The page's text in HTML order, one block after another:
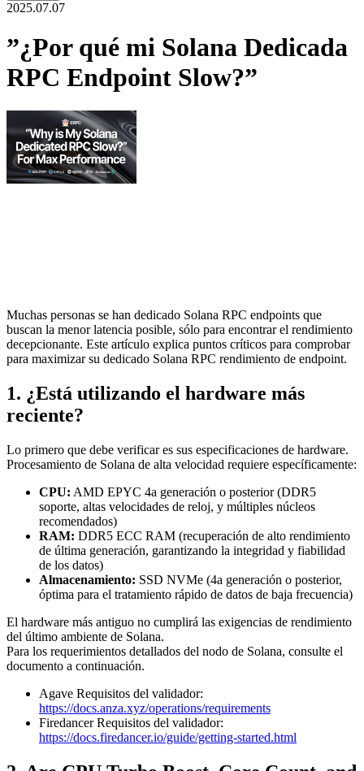
2025.07.07
”¿Por qué mi Solana Dedicada
RPC Endpoint Slow?”
Muchas personas se han dedicado Solana RPC endpoints que
buscan la menor latencia posible, sólo para encontrar el rendimiento
decepcionante. Este artículo explica puntos críticos para comprobar
para maximizar su dedicado Solana RPC rendimiento de endpoint.
1. ¿Está utilizando el hardware más
reciente?
Lo primero que debe verificar es sus especificaciones de hardware.
Procesamiento de Solana de alta velocidad requiere específicamente:
CPU: AMD EPYC 4a generación o posterior (DDR5
soporte, altas velocidades de reloj, y múltiples núcleos
recomendados)
RAM: DDR5 ECC RAM (recuperación de alto rendimiento
de última generación, garantizando la integridad y fiabilidad
de los datos)
Almacenamiento: SSD NVMe (4a generación o posterior,
óptima para el tratamiento rápido de datos de baja frecuencia)
El hardware más antiguo no cumplirá las exigencias de rendimiento
del último ambiente de Solana.
Para los requerimientos detallados del nodo de Solana, consulte el
documento a continuación.
Agave Requisitos del validador:
https://docs.anza.xyz/operations/requirements
Firedancer Requisitos del validador:
https://docs.firedancer.io/guide/getting-started.html